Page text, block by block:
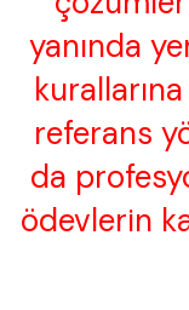
yanında
referans
da
ödevlerin